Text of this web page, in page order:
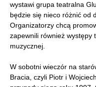
wystawi grupa teatralna
będzie się nieco różnić od
Organizatorzy chcą
zapewnili również występy
muzycznej.
W sobotni wieczór na
Bracia, czyli Piotr i